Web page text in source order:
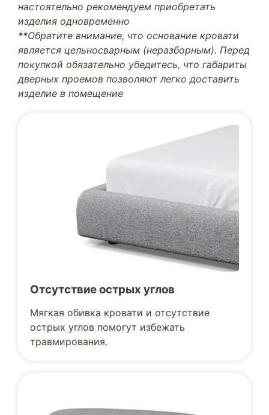
настоятельно рекомендуем приобретать
изделия одновременно
**Обратите внимание, что основание кровати
является цельносварным (неразборным). Перед
покупкой обязательно убедитесь, что габариты
дверных проемов позволяют легко доставить
изделие в помещение
Отсутствие острых углов
Мягкая обивка кровати и отсутствие
острых углов помогут избежать
травмирования.